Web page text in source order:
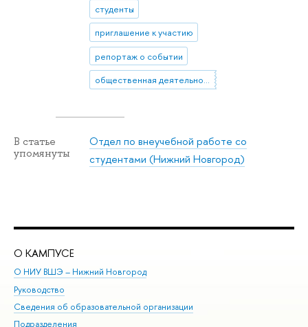
студенты
приглашение к участию
репортаж о событии
общественная деятельность
В статье
упомянуты
Отдел по внеучебной работе со
студентами (Нижний Новгород)
О КАМПУСЕ
О НИУ ВШЭ – Нижний Новгород
Руководство
Сведения об образовательной организации
Подразделения